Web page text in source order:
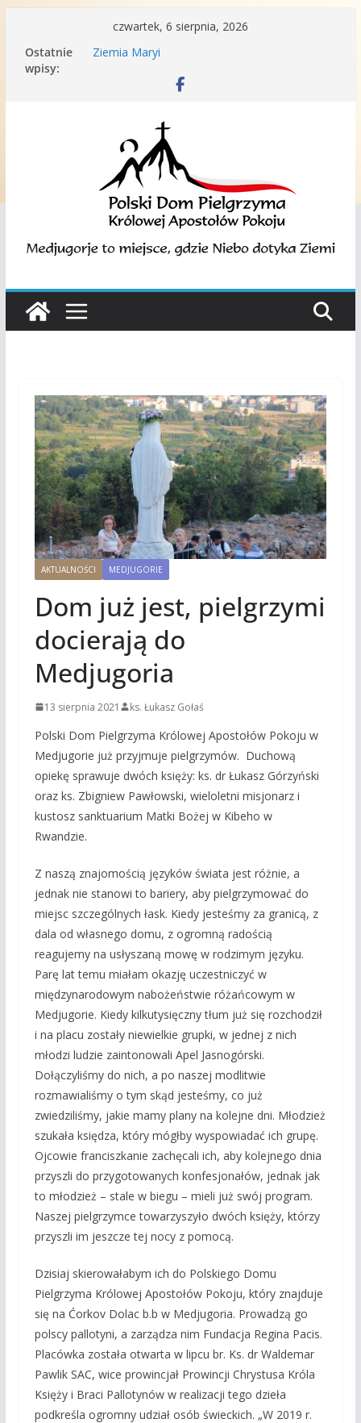
treści
czwartek, 6 sierpnia, 2026
Ostatnie
wpisy:
Medjugorskie dyskusje
Ziemia Maryi
doświadczenia duchowego związanego z
Medziugorie | 19 września 2024
AKTUALNOŚCI MEDJUGORIE
Dom już jest, pielgrzymi
docierają do
Medjugoria
13 sierpnia 2021 ks. Łukasz Gołaś
Polski Dom Pielgrzyma Królowej Apostołów Pokoju w
Medjugorie już przyjmuje pielgrzymów. Duchową
opiekę sprawuje dwóch księży: ks. dr Łukasz Górzyński
oraz ks. Zbigniew Pawłowski, wieloletni misjonarz i
kustosz sanktuarium Matki Bożej w Kibeho w
Rwandzie.
Z naszą znajomością języków świata jest różnie, a
jednak nie stanowi to bariery, aby pielgrzymować do
miejsc szczególnych łask. Kiedy jesteśmy za granicą, z
dala od własnego domu, z ogromną radością
reagujemy na usłyszaną mowę w rodzimym języku.
Parę lat temu miałam okazję uczestniczyć w
międzynarodowym nabożeństwie różańcowym w
Medjugorie. Kiedy kilkutysięczny tłum już się rozchodził
i na placu zostały niewielkie grupki, w jednej z nich
młodzi ludzie zaintonowali Apel Jasnogórski.
Dołączyliśmy do nich, a po naszej modlitwie
rozmawialiśmy o tym skąd jesteśmy, co już
zwiedziliśmy, jakie mamy plany na kolejne dni. Młodzież
szukała księdza, który mógłby wyspowiadać ich grupę.
Ojcowie franciszkanie zachęcali ich, aby kolejnego dnia
przyszli do przygotowanych konfesjonałów, jednak jak
to młodzież – stale w biegu – mieli już swój program.
Naszej pielgrzymce towarzyszyło dwóch księży, którzy
przyszli im jeszcze tej nocy z pomocą.
Dzisiaj skierowałabym ich do Polskiego Domu
Pielgrzyma Królowej Apostołów Pokoju, który znajduje
się na Ćorkov Dolac b.b w Medjugoria. Prowadzą go
polscy pallotyni, a zarządza nim Fundacja Regina Pacis.
Placówka została otwarta w lipcu br. Ks. dr Waldemar
Pawlik SAC, wice prowincjał Prowincji Chrystusa Króla
Księży i Braci Pallotynów w realizacji tego dzieła
podkreśla ogromny udział osób świeckich. „W 2019 r.